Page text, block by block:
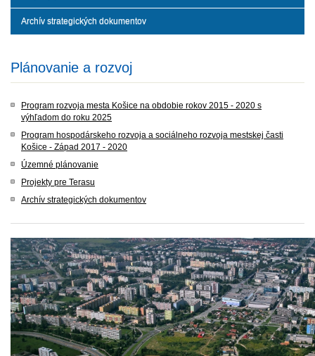
Archív strategických dokumentov
Plánovanie a rozvoj
Program rozvoja mesta Košice na obdobie rokov 2015 - 2020 s
výhľadom do roku 2025
Program hospodárskeho rozvoja a sociálneho rozvoja mestskej časti
Košice - Západ 2017 - 2020
Územné plánovanie
Projekty pre Terasu
Archív strategických dokumentov